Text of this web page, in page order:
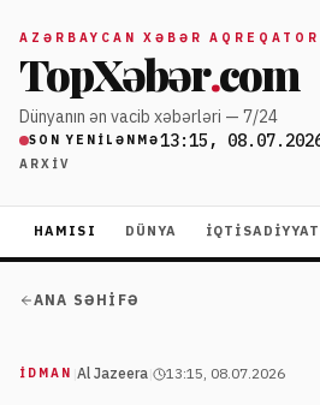
AZƏRBAYCAN XƏBƏR
TopXəbər.com
Dünyanın ən vacib xəbərləri — 7/24
SON YENILƏNMƏ13:15,
ARXIV
HAMISI DÜNYA İQTISADIYYAT
ANA SƏHIFƏ
İDMAN Al Jazeera 13:15, 08.07.2026